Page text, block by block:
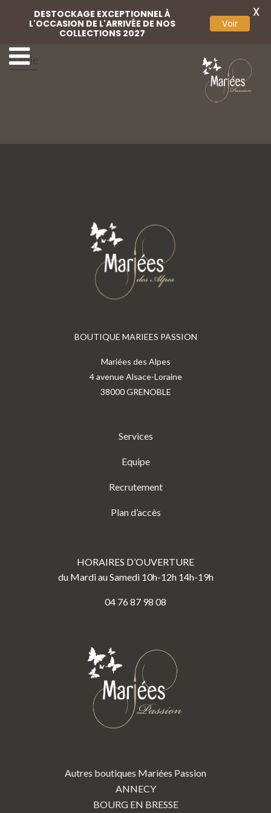
Parapluie personnal
isable
Coiffe
BOUTIQUE MARIEES PASSION
Mariées des Alpes
4 avenue Alsace-Loraine
38000 GRENOBLE
Services
Equipe
Recrutement
Plan d’accès
HORAIRES D’OUVERTURE
du Mardi au Samedi 10h-12h 14h-19h
04 76 87 98 08
Autres boutiques Mariées Passion
ANNECY
BOURG EN BRESSE
DESTOCKAGE EXCEPTIONNEL À
L'OCCASION DE L'ARRIVÉE DE NOS
COLLECTIONS 2027
Voir
X